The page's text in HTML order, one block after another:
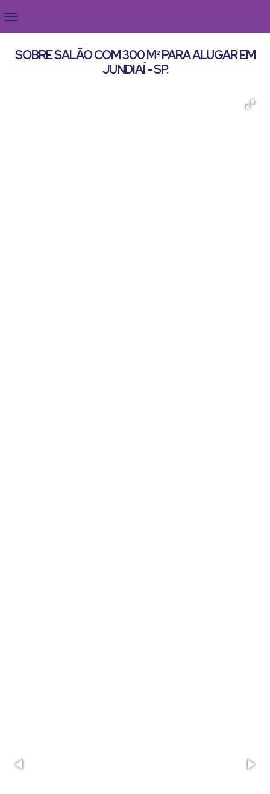
SOBRE SALÃO COM 300 M² PARA ALUGAR EM
JUNDIAÍ - SP.